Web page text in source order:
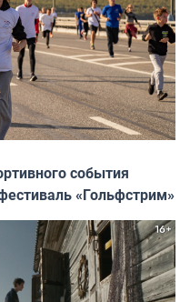
события
«Гольфстрим»